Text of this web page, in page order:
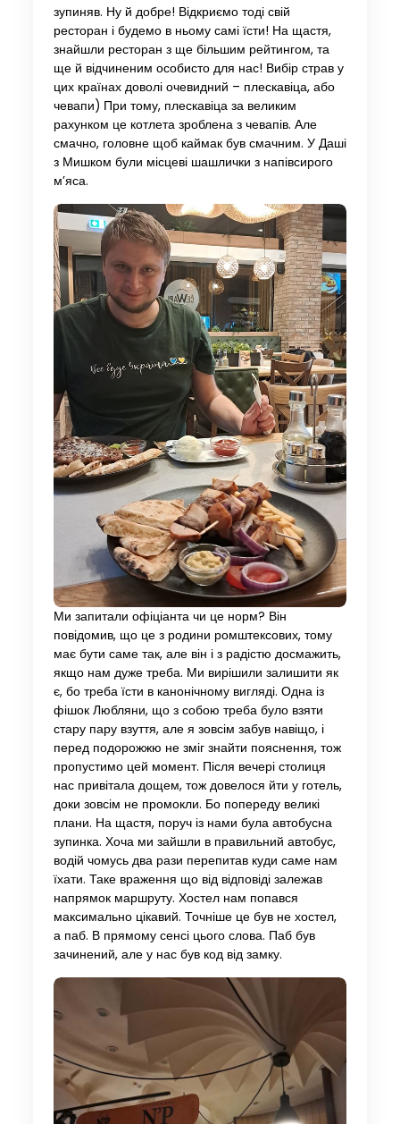
зупиняв. Ну й добре! Відкриємо тоді свій
ресторан і будемо в ньому самі їсти! На щастя,
знайшли ресторан з ще більшим рейтингом, та
ще й відчиненим особисто для нас! Вибір страв у
цих країнах доволі очевидний – плескавіца, або
чевапи) При тому, плескавіца за великим
рахунком це котлета зроблена з чевапів. Але
смачно, головне щоб каймак був смачним. У Даші
з Мишком були місцеві шашлички з напівсирого
м’яса.
Ми запитали офіціанта чи це норм? Він
повідомив, що це з родини ромштексових, тому
має бути саме так, але він і з радістю досмажить,
якщо нам дуже треба. Ми вирішили залишити як
є, бо треба їсти в канонічному вигляді. Одна із
фішок Любляни, що з собою треба було взяти
стару пару взуття, але я зовсім забув навіщо, і
перед подорожжю не зміг знайти пояснення, тож
пропустимо цей момент. Після вечері столиця
нас привітала дощем, тож довелося йти у готель,
доки зовсім не промокли. Бо попереду великі
плани. На щастя, поруч із нами була автобусна
зупинка. Хоча ми зайшли в правильний автобус,
водій чомусь два рази перепитав куди саме нам
їхати. Таке враження що від відповіді залежав
напрямок маршруту. Хостел нам попався
максимально цікавий. Точніше це був не хостел,
а паб. В прямому сенсі цього слова. Паб був
зачинений, але у нас був код від замку.